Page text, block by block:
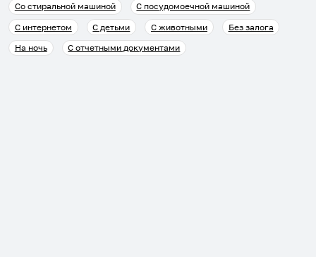
Со стиральной машиной
С посудомоечной машиной
С интернетом
С детьми С животными
Без залога
На ночь
С отчетными документами